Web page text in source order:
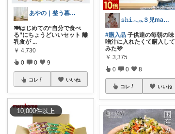
10,000件以上
あやの｜整う暮らしROOM
🍽️はじめての“自分で食べ
る”にちょうどいいセット 離
乳食が ...
￥ 4,730
0 0 9
コレ いいね
𝚜𝚑𝚒𓂃𓂂𓈒３児mama
#購入品 子供達の毎朝の味
噌汁に入れたくて購入して
みた🩷
￥ 3,375
0 0 8
コレ いいね